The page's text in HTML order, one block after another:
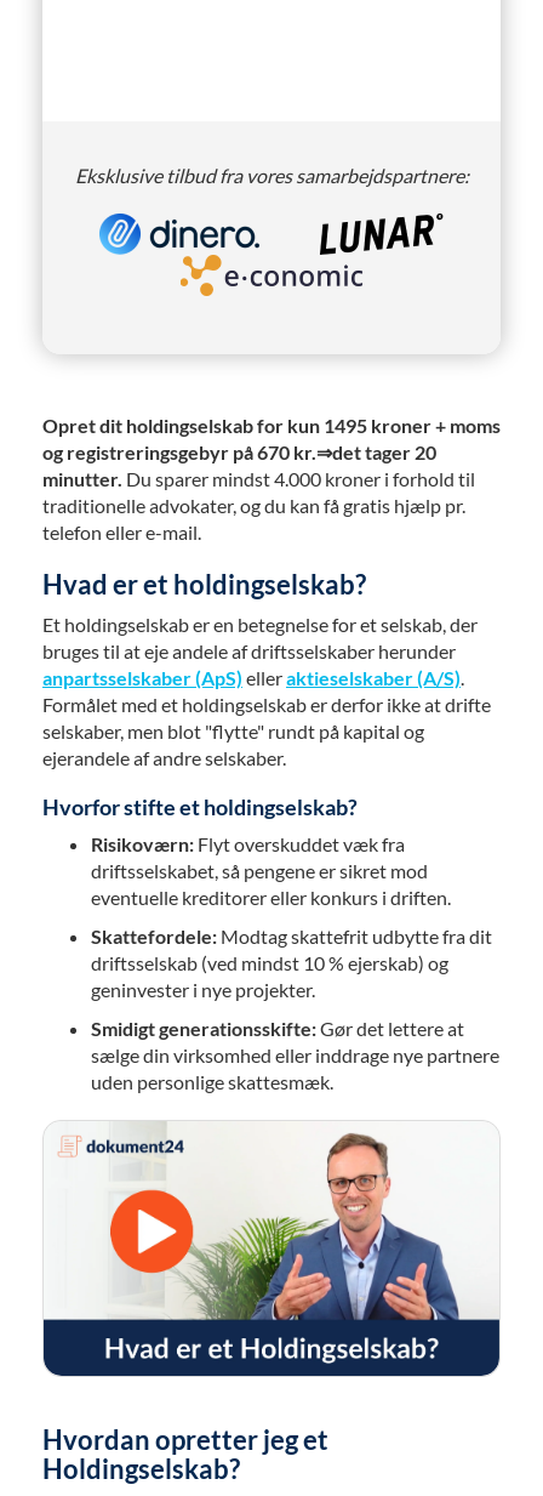
Eksklusive tilbud fra vores samarbejdspartnere:
Opret dit holdingselskab for kun 1495 kroner + moms
og registreringsgebyr på 670 kr.⇒det tager 20
minutter. Du sparer mindst 4.000 kroner i forhold til
traditionelle advokater, og du kan få gratis hjælp pr.
telefon eller e-mail.
Hvad er et holdingselskab?
Et holdingselskab er en betegnelse for et selskab, der
bruges til at eje andele af driftsselskaber herunder
anpartsselskaber (ApS) elleraktieselskaber (A/S).
Formålet med et holdingselskab er derfor ikke at drifte
selskaber, men blot "flytte" rundt på kapital og
ejerandele af andre selskaber.
Hvorfor stifte et holdingselskab?
Risikoværn: Flyt overskuddet væk fra
driftsselskabet, så pengene er sikret mod
eventuelle kreditorer eller konkurs i driften.
Skattefordele: Modtag skattefrit udbytte fra dit
driftsselskab (ved mindst 10 % ejerskab) og
geninvester i nye projekter.
Smidigt generationsskifte:Gør det lettere at
sælge din virksomhed eller inddrage nye partnere
uden personlige skattesmæk.
Hvordan opretter jeg et
Holdingselskab?